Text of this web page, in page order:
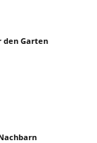
den Garten